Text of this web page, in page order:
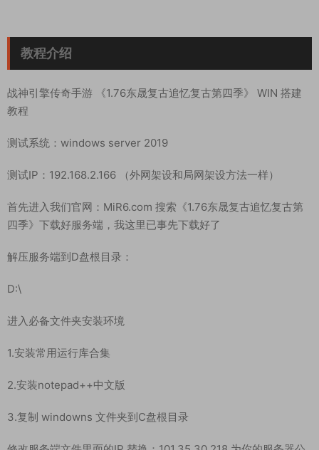
教程介绍
战神引擎传奇手游 《1.76东晟复古追忆复古第四季》 WIN 搭建
教程
测试系统：windows server 2019
测试IP：192.168.2.166 （外网架设和局网架设方法一样）
首先进入我们官网：MiR6.com 搜索《1.76东晟复古追忆复古第
四季》下载好服务端，我这里已事先下载好了
解压服务端到D盘根目录：
D:\
进入必备文件夹安装环境
1.安装常用运行库合集
2.安装notepad++中文版
3.复制 windowns 文件夹到C盘根目录